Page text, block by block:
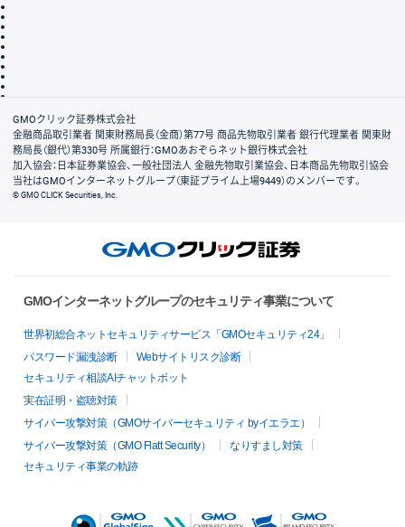
会社案内
GMOクリック証券株式会社
金融商品取引業者 関東財務局長（金商）第77号 商品先物取引業者 銀行代理業者 関東財
務局長（銀代）第330号 所属銀行：GMOあおぞらネット銀行株式会社
加入協会：日本証券業協会、一般社団法人 金融先物取引業協会、日本商品先物取引協会
当社はGMOインターネットグループ（東証プライム上場9449）のメンバーです。
© GMO CLICK Securities, Inc.
GMOインターネットグループのセキュリティ事業について
世界初総合ネットセキュリティサービス「GMOセキュリティ24」
パスワード漏洩診断
Webサイトリスク診断
セキュリティ相談AIチャットボット
実在証明・盗聴対策
サイバー攻撃対策（GMOサイバーセキュリティ byイエラエ）
サイバー攻撃対策（GMO Flatt Security）
なりすまし対策
セキュリティ事業の軌跡